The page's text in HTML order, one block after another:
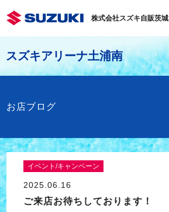
株式会社スズキ自販茨城
スズキアリーナ土浦南
お店ブログ
イベント/キャンペーン
2025.06.16
ご来店お待ちしております！